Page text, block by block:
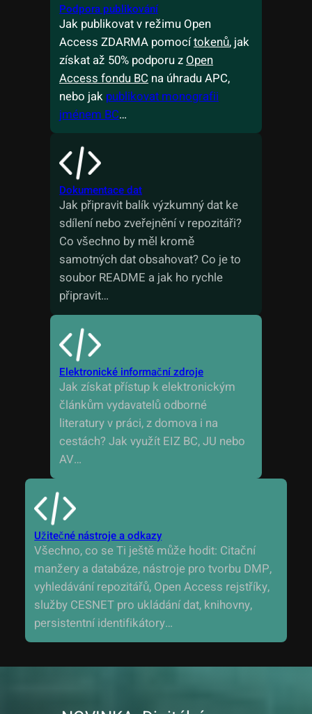
Podpora publikování
Jak publikovat v režimu Open
Access ZDARMA pomocítokenů, jak
získat až 50% podporu z Open
Access fondu BC na úhradu APC,
nebo jak publikovat monografii
jménem BC…
Dokumentace dat
Jak připravit balík výzkumný dat ke
sdílení nebo zveřejnění v repozitáři?
Co všechno by měl kromě
samotných dat obsahovat? Co je to
soubor README a jak ho rychle
připravit…
Elektronické informační zdroje
Jak získat přístup k elektronickým
článkům vydavatelů odborné
literatury v práci, z domova i na
cestách? Jak využít EIZ BC, JU nebo
AV…
Užitečné nástroje a odkazy
Všechno, co se Ti ještě může hodit: Citační
manžery a databáze, nástroje pro tvorbu DMP,
vyhledávání repozitářů, Open Access rejstříky,
služby CESNET pro ukládání dat, knihovny,
persistentní identifikátory…